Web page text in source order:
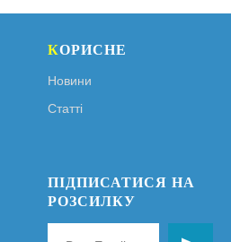
КОРИСНЕ
Новини
Статті
ПІДПИСАТИСЯ НА
РОЗСИЛКУ